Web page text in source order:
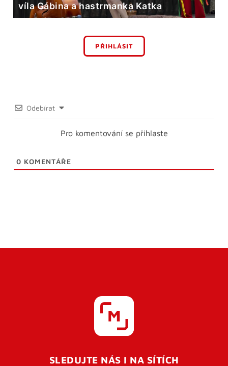
víla Gábina a hastrmanka Katka
PŘIHLÁSIT
Odebírat
Pro komentování se přihlaste
0 KOMENTÁŘE
SLEDUJTE NÁS I NA SÍTÍCH